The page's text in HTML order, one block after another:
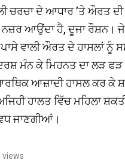
ਚਰਚਾ ਦੇ ਆਧਾਰ ’ਤੇ ਔਰਤ
ਨਜ਼ਰ ਆਉਂਦਾ ਹੈ, ਦੂਜਾ ਰੌਸ਼ਨ। ਜੇ
ਵਾਲੀ ਔਰਤ ਦੇ ਹਾਸਲਾਂ ਨੂੰ
ਮੰਨ ਕੇ ਮਿਹਨਤ ਦਾ ਲੜ ਫੜ
ਆਜ਼ਾਦੀ ਹਾਸਲ ਕਰ ਕੇ
ਹਾਲਤ ਵਿੱਚ ਮਹਿਲਾ
ਜਾਣਗੀਆਂ।
views